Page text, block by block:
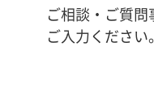
ご相談・ご質問
ご入力ください